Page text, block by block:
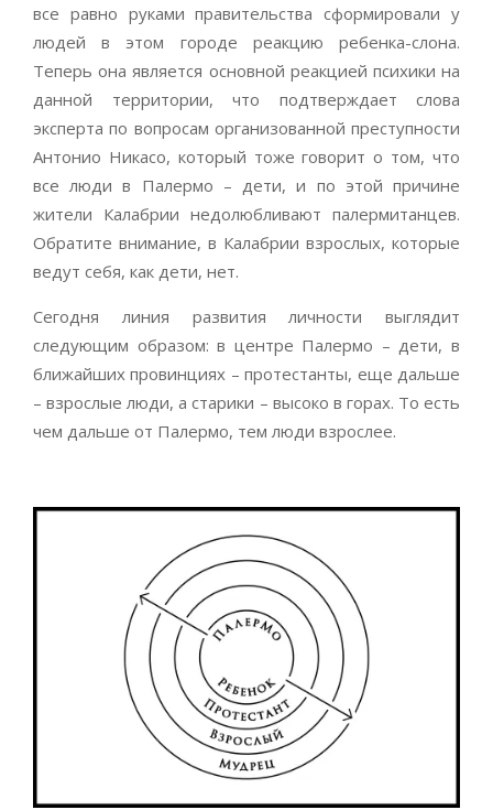
все равно руками правительства сформировали у
людей в этом городе реакцию ребенка-слона.
Теперь она является основной реакцией психики на
данной территории, что подтверждает слова
эксперта по вопросам организованной преступности
Антонио Никасо, который тоже говорит о том, что
все люди в Палермо – дети, и по этой причине
жители Калабрии недолюбливают палермитанцев.
Обратите внимание, в Калабрии взрослых, которые
ведут себя, как дети, нет.
Сегодня линия развития личности выглядит
следующим образом: в центре Палермо – дети, в
ближайших провинциях – протестанты, еще дальше
– взрослые люди, а старики – высоко в горах. То есть
чем дальше от Палермо, тем люди взрослее.